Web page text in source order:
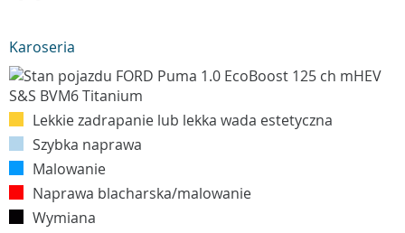
Karoseria
Lekkie zadrapanie lub lekka wada estetyczna
Szybka naprawa
Malowanie
Naprawa blacharska/malowanie
Wymiana